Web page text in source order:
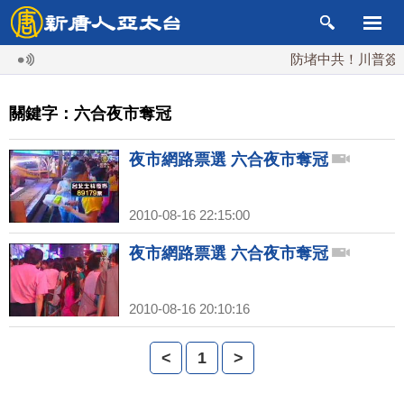
防堵中共！川普簽
關鍵字：六合夜市奪冠
夜市網路票選 六合夜市奪冠
2010-08-16 22:15:00
夜市網路票選 六合夜市奪冠
2010-08-16 20:10:16
< 1 >